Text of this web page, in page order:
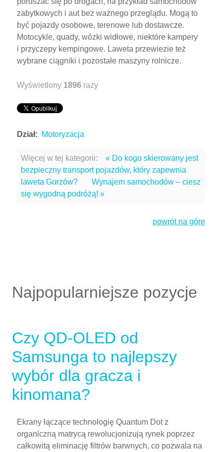
zabytkowych i aut bez ważnego przeglądu. Mogą to
być pojazdy osobowe, terenowe lub dostawcze.
Motocykle, quady, wózki widłowe, niektóre kampery
i przyczepy kempingowe. Laweta przewiezie też
wybrane ciągniki i pozostałe maszyny rolnicze.
Wyświetlony 1896 razy
Dział: Motoryzacja
Więcej w tej kategorii:
« Do kogo skierowany jest
bezpieczny transport pojazdów, który zapewnia
laweta Gorzów?
Wynajem samochodów – ciesz
się wygodną podróżą! »
powrót na górę
Najpopularniejsze pozycje
Czy QD-OLED od
Samsunga to najlepszy
wybór dla gracza i
kinomana?
Ekrany łączące technologię Quantum Dot z
organiczną matrycą rewolucjonizują rynek poprzez
całkowitą eliminację filtrów barwnych, co pozwala na